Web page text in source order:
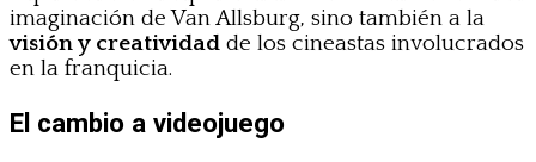
imaginación de Van Allsburg, sino también a la
visión y creatividad de los cineastas involucrados
en la franquicia.
El cambio a videojuego